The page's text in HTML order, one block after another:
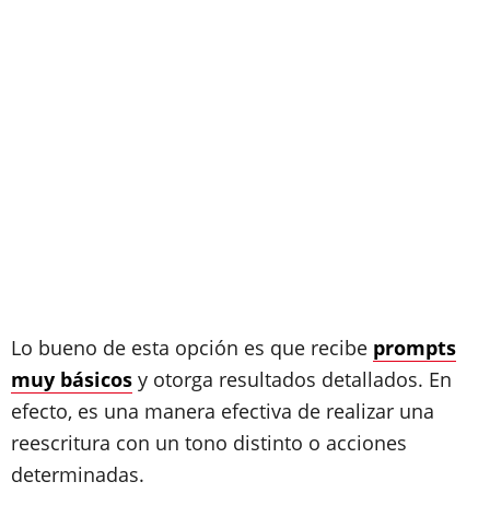
Lo bueno de esta opción es que recibe prompts
muy básicos y otorga resultados detallados. En
efecto, es una manera efectiva de realizar una
reescritura con un tono distinto o acciones
determinadas.